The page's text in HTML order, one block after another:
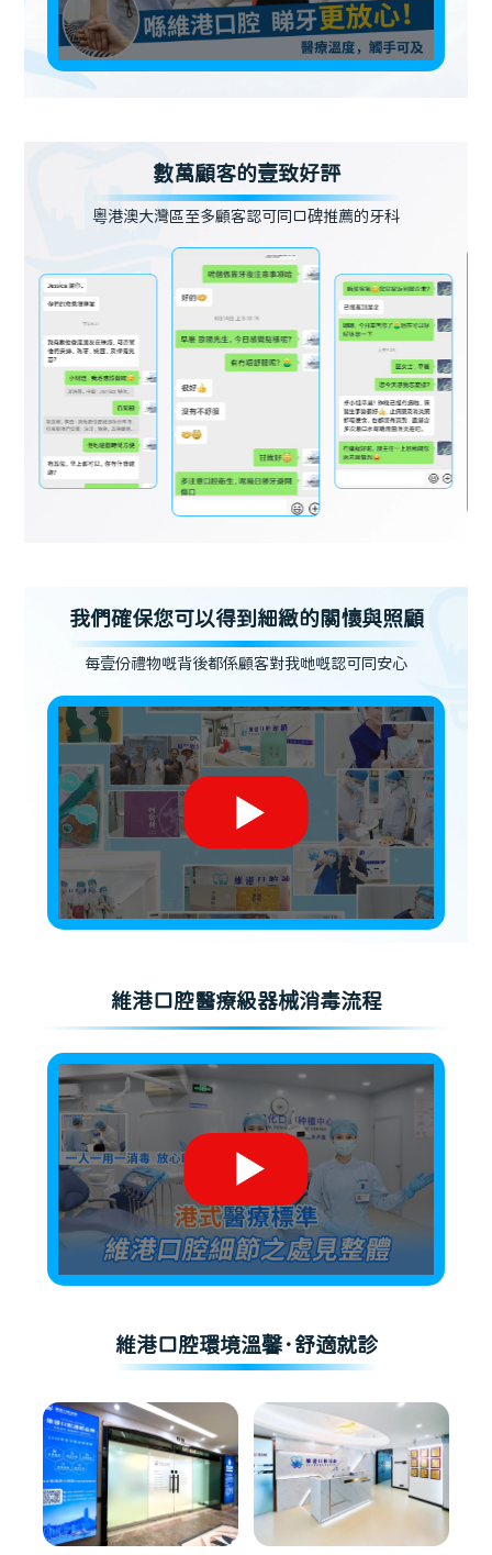
數萬顧客的壹致好評
粵港澳大灣區至多顧客認可同口碑推薦的牙科
我們確保您可以得到細緻的關懷與照顧
每壹份禮物嘅背後都係顧客對我哋嘅認可同安心
維港口腔醫療級器械消毒流程
維港口腔環境溫馨·舒適就診